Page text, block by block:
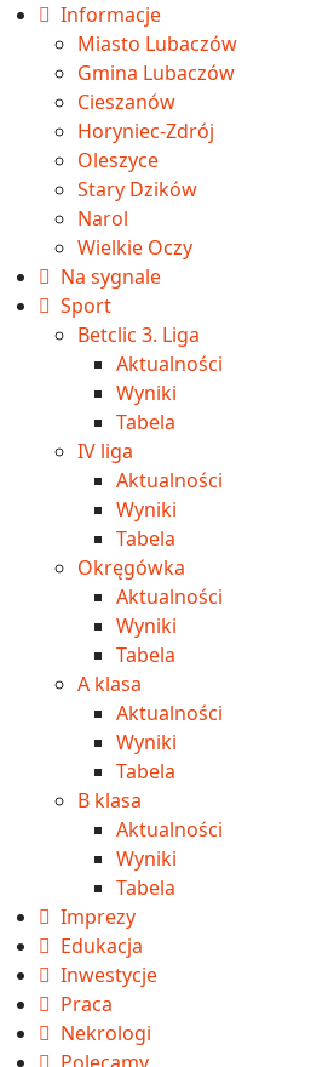
Informacje
Miasto Lubaczów
Gmina Lubaczów
Cieszanów
Horyniec-Zdrój
Oleszyce
Stary Dzików
Narol
Wielkie Oczy
Na sygnale
Sport
Betclic 3. Liga
Aktualności
Wyniki
Tabela
IV liga
Aktualności
Wyniki
Tabela
Okręgówka
Aktualności
Wyniki
Tabela
A klasa
Aktualności
Wyniki
Tabela
B klasa
Aktualności
Wyniki
Tabela
Imprezy
Edukacja
Inwestycje
Praca
Nekrologi